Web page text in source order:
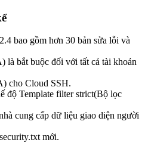
bao gồm hơn 30 bản sửa lỗi và
là bắt buộc đối với tất cả tài khoản
cho Cloud SSH.
độ Template filter strict(Bộ lọc
cung cấp dữ liệu giao diện người
mới.